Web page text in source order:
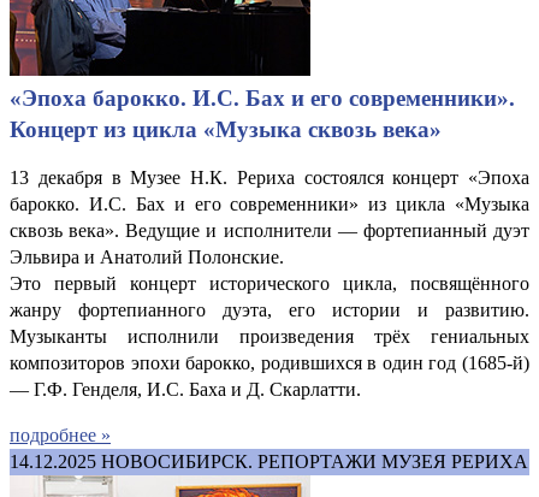
«Эпоха барокко. И.С. Бах и его современники».
Концерт из цикла «Музыка сквозь века»
13 декабря в Музее Н.К. Рериха состоялся концерт «Эпоха
барокко. И.С. Бах и его современники» из цикла «Музыка
сквозь века». Ведущие и исполнители — фортепианный дуэт
Эльвира и Анатолий Полонские.
Это первый концерт исторического цикла, посвящённого
жанру фортепианного дуэта, его истории и развитию.
Музыканты исполнили произведения трёх гениальных
композиторов эпохи барокко, родившихся в один год (1685-й)
— Г.Ф. Генделя, И.С. Баха и Д. Скарлатти.
подробнее »
14.12.2025 НОВОСИБИРСК. РЕПОРТАЖИ МУЗЕЯ РЕРИХА